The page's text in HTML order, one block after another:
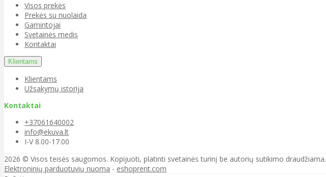
Visos prekės
Prekės su nuolaida
Gamintojai
Svetainės medis
Kontaktai
Klientams
Klientams
Užsakymų istorija
Kontaktai
+37061640002
info@ekuva.lt
I-V 8.00-17.00
2026 © Visos teisės saugomos. Kopijuoti, platinti svetainės turinį be autorių sutikimo draudžiama.
Elektroninių parduotuvių nuoma - eshoprent.com